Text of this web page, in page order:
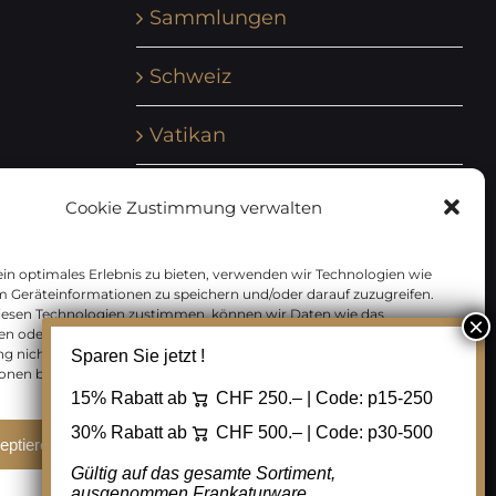
Cookie Zustimmung verwalten
optimales Erlebnis zu bieten, verwenden wir Technologien wie
Geräteinformationen zu speichern und/oder darauf zuzugreifen.
Technologien zustimmen, können wir Daten wie das
oder eindeutige IDs auf dieser Website verarbeiten. Wenn Sie Ihre
nicht erteilen oder zurückziehen, können bestimmte Merkmale
beeinträchtigt werden.
Ablehnen Cookie Einstellungen
Sammlungen
Schweiz
Vatikan
Zensurbelege Österreich
Zensurbelege Schweiz
Sparen Sie jetzt !
15% Rabatt ab CHF 250.– | Code: p15-250
30% Rabatt ab
CHF 500.– | Code: p30-500
Gültig auf das gesamte Sortiment,